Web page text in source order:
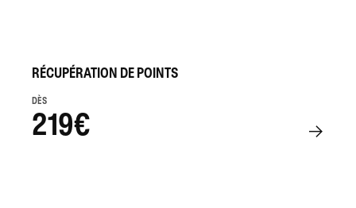
RÉCUPÉRATION DE POINTS
DÈS
219€